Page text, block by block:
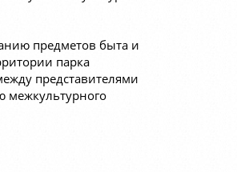
предметов быта и
парка
представителями
межкультурного